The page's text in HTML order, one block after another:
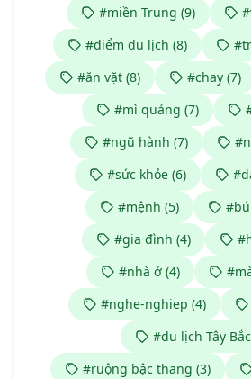
#miền Trung (9)
#điểm du lịch (8)
#ăn vặt (8)
#chay (7)
#mì quảng (7)
#ngũ hành (7)
#sức khỏe (6)
#mệnh (5)
#gia đình (4)
#nhà ở (4)
#nghe-nghiep (4)
#du lịch Tây
#ruộng bậc thang (3)